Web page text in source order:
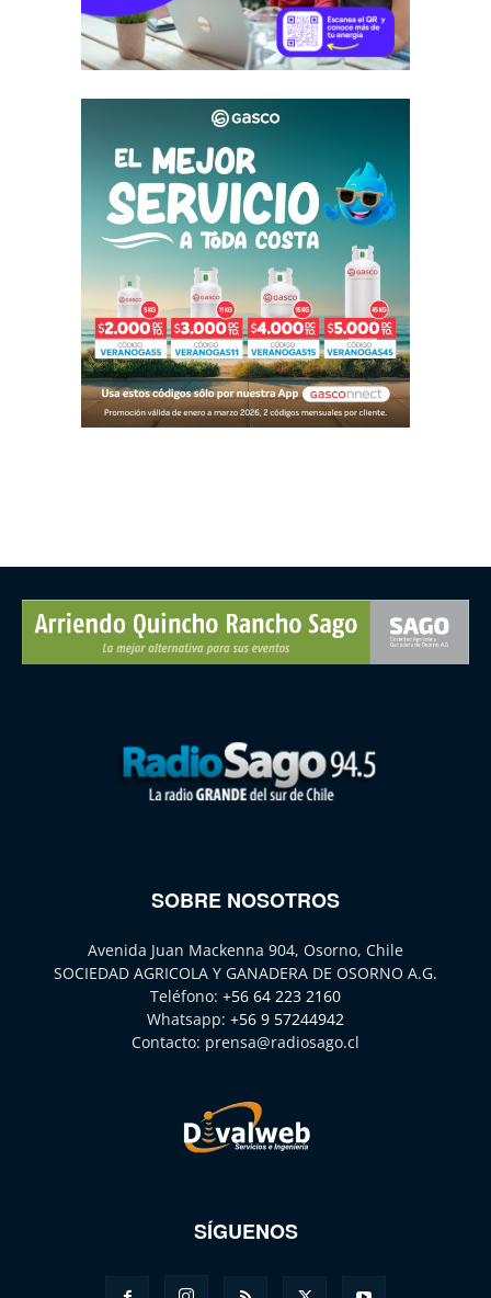
SOBRE NOSOTROS
Avenida Juan Mackenna 904, Osorno, Chile
SOCIEDAD AGRICOLA Y GANADERA DE OSORNO A.G.
Teléfono: +56 64 223 2160
Whatsapp: +56 9 57244942
Contacto: prensa@radiosago.cl
SÍGUENOS